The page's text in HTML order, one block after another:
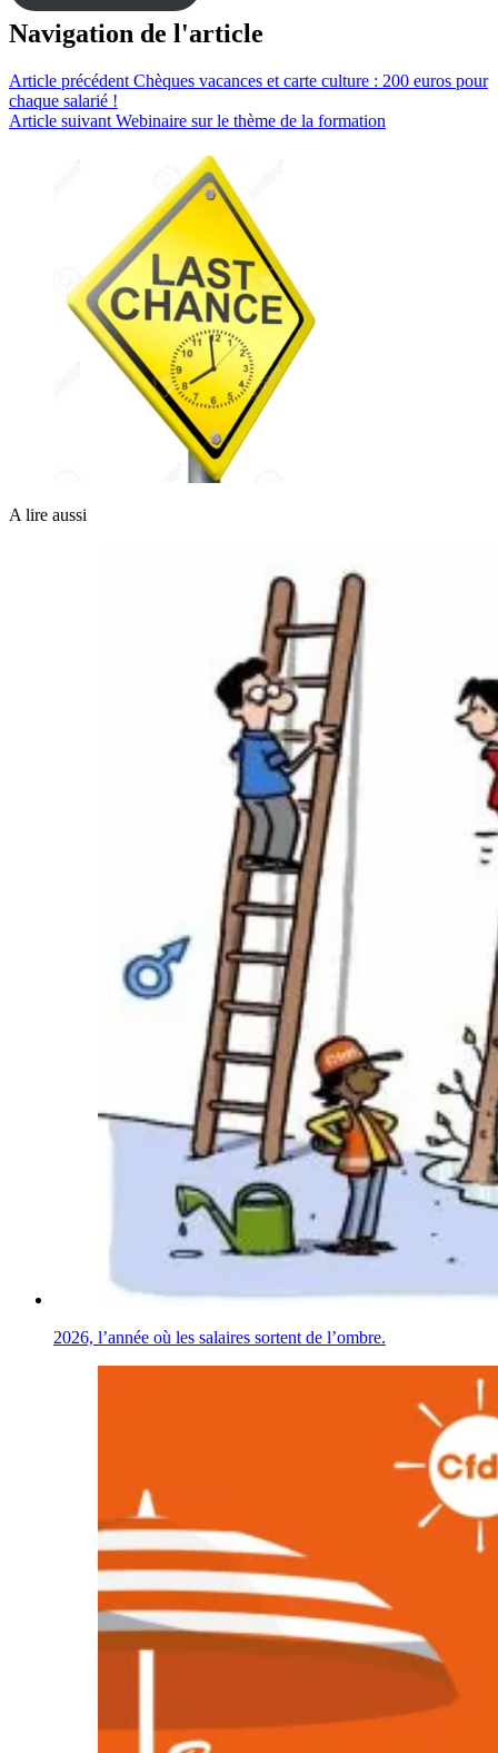
Navigation de l'article
Article précédent Chèques vacances et carte culture : 200 euros pour
chaque salarié !
Article suivant Webinaire sur le thème de la formation
A lire aussi
2026, l’année où les salaires sortent de l’ombre.